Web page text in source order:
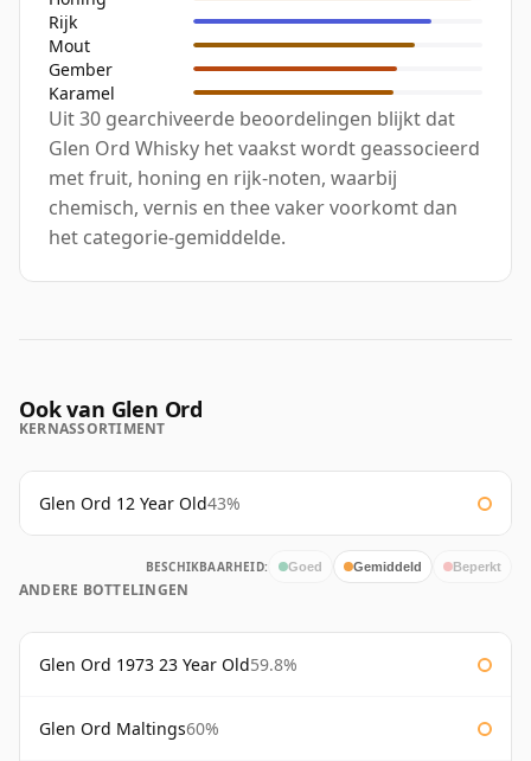
Rijk
Mout
Gember
Karamel
Uit 30 gearchiveerde beoordelingen blijkt dat
Glen Ord Whisky het vaakst wordt geassocieerd
met fruit, honing en rijk-noten, waarbij
chemisch, vernis en thee vaker voorkomt dan
het categorie-gemiddelde.
Ook van Glen Ord
KERNASSORTIMENT
Glen Ord 12 Year Old43%
BESCHIKBAARHEID: Goed Gemiddeld Beperkt
ANDERE BOTTELINGEN
Glen Ord 1973 23 Year Old59.8%
Glen Ord Maltings60%